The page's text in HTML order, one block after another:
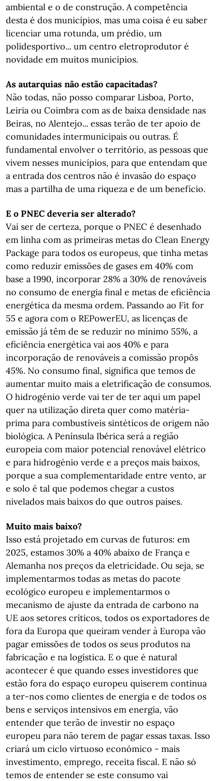
ambiental e o de construção. A competência
desta é dos municípios, mas uma coisa é eu saber
licenciar uma rotunda, um prédio, um
polidesportivo... um centro eletroprodutor é
novidade em muitos municípios.
As autarquias não estão capacitadas?
Não todas, não posso comparar Lisboa, Porto,
Leiria ou Coimbra com as de baixa densidade nas
Beiras, no Alentejo... essas terão de ter apoio de
comunidades intermunicipais ou outras. É
fundamental envolver o território, as pessoas que
vivem nesses municípios, para que entendam que
a entrada dos centros não é invasão do espaço
mas a partilha de uma riqueza e de um benefício.
E o PNEC deveria ser alterado?
Vai ser de certeza, porque o PNEC é desenhado
em linha com as primeiras metas do Clean Energy
Package para todos os europeus, que tinha metas
como reduzir emissões de gases em 40% com
base a 1990, incorporar 28% a 30% de renováveis
no consumo de energia final e metas de eficiência
energética da mesma ordem. Passando ao Fit for
55 e agora com o REPowerEU, as licenças de
emissão já têm de se reduzir no mínimo 55%, a
eficiência energética vai aos 40% e para
incorporação de renováveis a comissão propôs
45%. No consumo final, significa que temos de
aumentar muito mais a eletrificação de consumos.
O hidrogénio verde vai ter de ter aqui um papel
quer na utilização direta quer como matéria-
prima para combustíveis sintéticos de origem não
biológica. A Península Ibérica será a região
europeia com maior potencial renovável elétrico
e para hidrogénio verde e a preços mais baixos,
porque a sua complementaridade entre vento, ar
e solo é tal que podemos chegar a custos
nivelados mais baixos do que outros países.
Muito mais baixo?
Isso está projetado em curvas de futuros: em
2025, estamos 30% a 40% abaixo de França e
Alemanha nos preços da eletricidade. Ou seja, se
implementarmos todas as metas do pacote
ecológico europeu e implementarmos o
mecanismo de ajuste da entrada de carbono na
UE aos setores críticos, todos os exportadores de
fora da Europa que queiram vender à Europa vão
pagar emissões de todos os seus produtos na
fabricação e na logística. E o que é natural
acontecer é que quando esses investidores que
estão fora do espaço europeu quiserem continua
a ter-nos como clientes de energia e de todos os
bens e serviços intensivos em energia, vão
entender que terão de investir no espaço
europeu para não terem de pagar essas taxas. Isso
criará um ciclo virtuoso económico - mais
investimento, emprego, receita fiscal. E não só
temos de entender se este consumo vai